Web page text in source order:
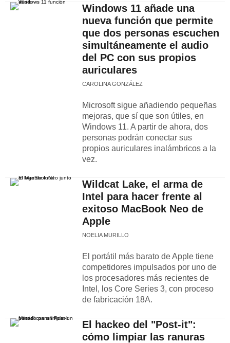
Windows 11 añade una
nueva función que permite
que dos personas escuchen
simultáneamente el audio
del PC con sus propios
auriculares
CAROLINA GONZÁLEZ
Microsoft sigue añadiendo pequeñas
mejoras, que sí que son útiles, en
Windows 11. A partir de ahora, dos
personas podrán conectar sus
propios auriculares inalámbricos a la
vez.
Wildcat Lake, el arma de
Intel para hacer frente al
exitoso MacBook Neo de
Apple
NOELIA MURILLO
El portátil más barato de Apple tiene
competidores impulsados por uno de
los procesadores más recientes de
Intel, los Core Series 3, con proceso
de fabricación 18A.
El hackeo del "Post-it":
cómo limpiar las ranuras